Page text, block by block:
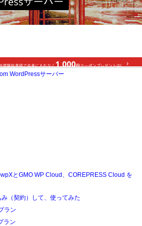
WordPressサーバー
とGMO WP Cloud、COREPRESS Cloud を
（契約）して、使ってみた
ラン
ラン